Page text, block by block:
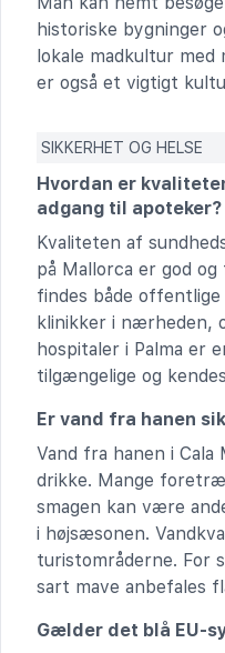
historiske bygninger
lokale madkultur
er også et vigtigt
SIKKERHET OG HELSE
Hvordan er
adgang til apoteker?
Kvaliteten af
på Mallorca er god
findes både
klinikker i nærheden,
hospitaler i Palma er
tilgængelige og
Er vand fra hanen
Vand fra hanen i
drikke. Mange
smagen kan være
i højsæsonen.
turistområderne. For
sart mave anbefales
Gælder det blå EU-